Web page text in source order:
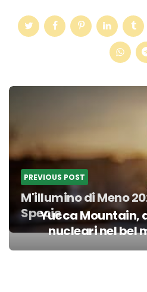
Post
PREVIOUS POST
M'illumino di Meno
SpecieYucca Mountain,
nucleari nel bel